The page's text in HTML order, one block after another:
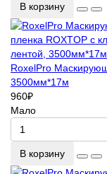
В корзину
RoxelPro
3500мм*17м
960₽
Мало
В корзину